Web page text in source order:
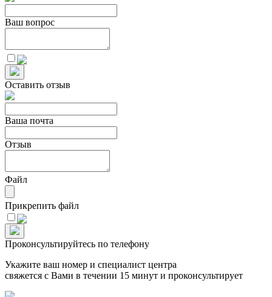
Ваш вопрос
Оставить отзыв
Ваша почта
Отзыв
Файл
Прикрепить файл
Проконсультируйтесь по телефону
Укажите ваш номер и специалист центра
свяжется с Вами в течении 15 минут и проконсультирует